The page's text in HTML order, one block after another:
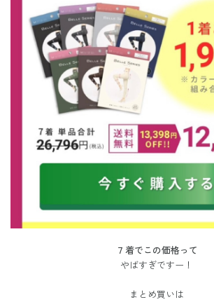
７着でこの価格って
やばすぎですー！
まとめ買いは